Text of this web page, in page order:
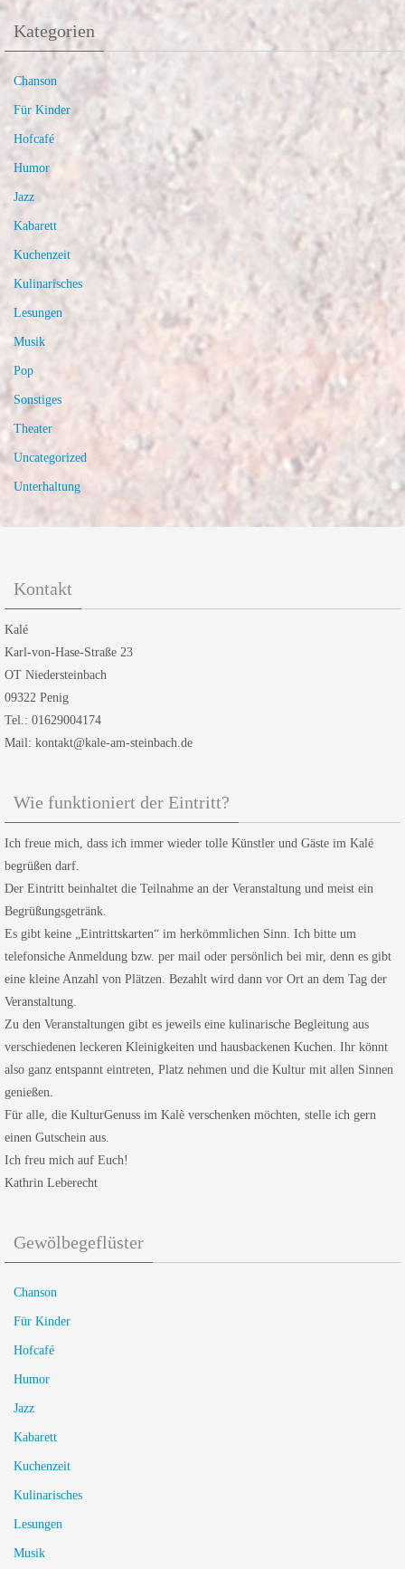
Kategorien
Chanson
Für Kinder
Hofcafé
Humor
Jazz
Kabarett
Kuchenzeit
Kulinarisches
Lesungen
Musik
Pop
Sonstiges
Theater
Uncategorized
Unterhaltung
Kontakt
Kalé
Karl-von-Hase-Straße 23
OT Niedersteinbach
09322 Penig
Tel.: 01629004174
Mail: kontakt@kale-am-steinbach.de
Wie funktioniert der Eintritt?
Ich freue mich, dass ich immer wieder tolle Künstler und Gäste im Kalé
begrüßen darf.
Der Eintritt beinhaltet die Teilnahme an der Veranstaltung und meist ein
Begrüßungsgetränk.
Es gibt keine „Eintrittskarten“ im herkömmlichen Sinn. Ich bitte um
telefonsiche Anmeldung bzw. per mail oder persönlich bei mir, denn es gibt
eine kleine Anzahl von Plätzen. Bezahlt wird dann vor Ort an dem Tag der
Veranstaltung.
Zu den Veranstaltungen gibt es jeweils eine kulinarische Begleitung aus
verschiedenen leckeren Kleinigkeiten und hausbackenen Kuchen. Ihr könnt
also ganz entspannt eintreten, Platz nehmen und die Kultur mit allen Sinnen
genießen.
Für alle, die KulturGenuss im Kalè verschenken möchten, stelle ich gern
einen Gutschein aus.
Ich freu mich auf Euch!
Kathrin Leberecht
Gewölbegeflüster
Chanson
Für Kinder
Hofcafé
Humor
Jazz
Kabarett
Kuchenzeit
Kulinarisches
Lesungen
Musik